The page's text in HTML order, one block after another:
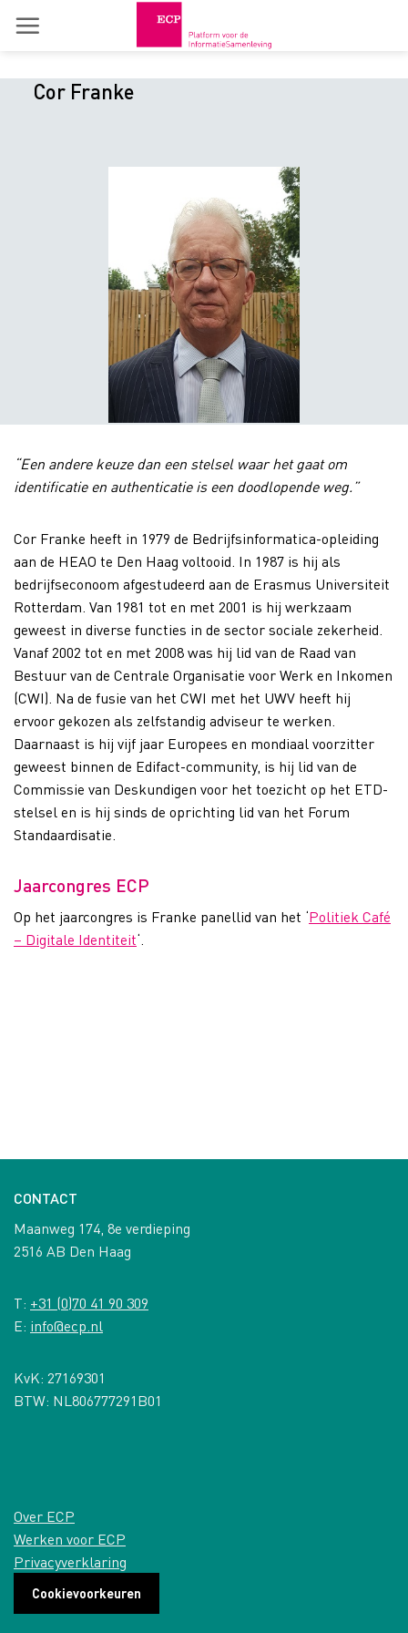
Cor Franke
“Een andere keuze dan een stelsel waar het gaat om
identificatie en authenticatie is een doodlopende weg.”
Cor Franke heeft in 1979 de Bedrijfsinformatica-opleiding
aan de HEAO te Den Haag voltooid. In 1987 is hij als
bedrijfseconoom afgestudeerd aan de Erasmus Universiteit
Rotterdam. Van 1981 tot en met 2001 is hij werkzaam
geweest in diverse functies in de sector sociale zekerheid.
Vanaf 2002 tot en met 2008 was hij lid van de Raad van
Bestuur van de Centrale Organisatie voor Werk en Inkomen
(CWI). Na de fusie van het CWI met het UWV heeft hij
ervoor gekozen als zelfstandig adviseur te werken.
Daarnaast is hij vijf jaar Europees en mondiaal voorzitter
geweest binnen de Edifact-community, is hij lid van de
Commissie van Deskundigen voor het toezicht op het ETD-
stelsel en is hij sinds de oprichting lid van het Forum
Standaardisatie.
Jaarcongres ECP
Op het jaarcongres is Franke panellid van het ‘Politiek Café
– Digitale Identiteit‘.
CONTACT
Maanweg 174, 8e verdieping
2516 AB Den Haag
T: +31 (0)70 41 90 309
E: info@ecp.nl
KvK: 27169301
BTW: NL806777291B01
Over ECP
Werken voor ECP
Privacyverklaring
Cookievoorkeuren